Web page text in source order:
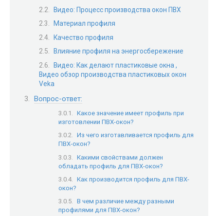
Видео: Процесс производства окон ПВХ
Материал профиля
Качество профиля
Влияние профиля на энергосбережение
Видео: Как делают пластиковые окна ,
Видео обзор производства пластиковых окон
Veka
Вопрос-ответ:
Какое значение имеет профиль при
изготовлении ПВХ-окон?
Из чего изготавливается профиль для
ПВХ-окон?
Какими свойствами должен
обладать профиль для ПВХ-окон?
Как производится профиль для ПВХ-
окон?
В чем различие между разными
профилями для ПВХ-окон?